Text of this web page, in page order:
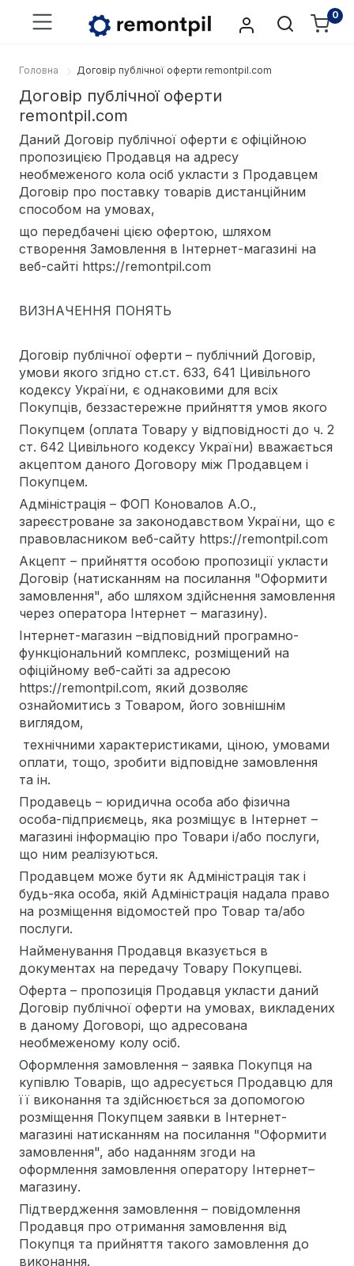
0
Головна Договір публічної оферти remontpil.com
Договір публічної оферти
remontpil.com
Даний Договір публічної оферти є офіційною
пропозицією Продавця на адресу
необмеженого кола осіб укласти з Продавцем
Договір про поставку товарів дистанційним
способом на умовах,
що передбачені цією офертою, шляхом
створення Замовлення в Інтернет-магазині на
веб-сайті https://remontpil.com
ВИЗНАЧЕННЯ ПОНЯТЬ
Договір публічної оферти – публічний Договір,
умови якого згідно ст.ст. 633, 641 Цивільного
кодексу України, є однаковими для всіх
Покупців, беззастережне прийняття умов якого
Покупцем (оплата Товару у відповідності до ч. 2
ст. 642 Цивільного кодексу України) вважається
акцептом даного Договору між Продавцем і
Покупцем.
Адміністрація – ФОП Коновалов А.О.,
зареєстроване за законодавством України, що є
правовласником веб-сайту https://remontpil.com
Акцепт – прийняття особою пропозиції укласти
Договір (натисканням на посилання "Оформити
замовлення", або шляхом здійснення замовлення
через оператора Інтернет – магазину).
Інтернет-магазин –відповідний програмно-
функціональний комплекс, розміщений на
офіційному веб-сайті за адресою
https://remontpil.com, який дозволяє
ознайомитись з Товаром, його зовнішнім
виглядом,
технічними характеристиками, ціною, умовами
оплати, тощо, зробити відповідне замовлення
та ін.
Продавець – юридична особа або фізична
особа-підприємець, яка розміщує в Інтернет –
магазині інформацію про Товари і/або послуги,
що ним реалізуються.
Продавцем може бути як Адміністрація так і
будь-яка особа, якій Адміністрація надала право
на розміщення відомостей про Товар та/або
послуги.
Найменування Продавця вказується в
документах на передачу Товару Покупцеві.
Оферта – пропозиція Продавця укласти даний
Договір публічної оферти на умовах, викладених
в даному Договорі, що адресована
необмеженому колу осіб.
Оформлення замовлення – заявка Покупця на
купівлю Товарів, що адресується Продавцю для
її виконання та здійснюється за допомогою
розміщення Покупцем заявки в Інтернет-
магазині натисканням на посилання "Оформити
замовлення", або наданням згоди на
оформлення замовлення оператору Інтернет–
магазину.
Підтвердження замовлення – повідомлення
Продавця про отримання замовлення від
Покупця та прийняття такого замовлення до
виконання.